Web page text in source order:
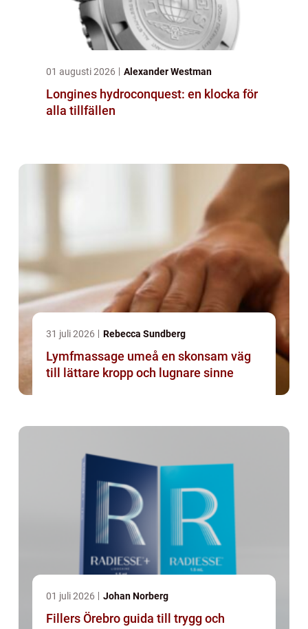
01 augusti 2026 Alexander Westman
Longines hydroconquest: en klocka för
alla tillfällen
31 juli 2026 Rebecca Sundberg
Lymfmassage umeå en skonsam väg
till lättare kropp och lugnare sinne
01 juli 2026 Johan Norberg
Fillers Örebro guida till trygg och